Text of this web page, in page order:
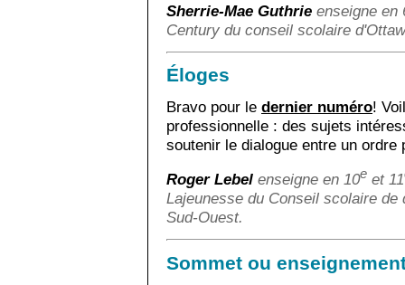
Sherrie-Mae Guthrie enseigne en
Century du conseil scolaire
Éloges
Bravo pour le dernier numéro!
professionnelle : des sujets
soutenir le dialogue entre un
Roger Lebel enseigne en 10e et 11
Lajeunesse du Conseil scolaire
Sud-Ouest.
Sommet ou